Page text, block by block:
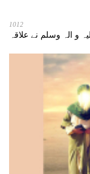
1012
الہ وسلم نے علاقہ